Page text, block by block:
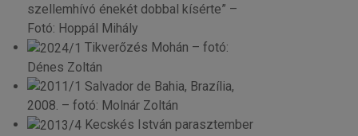
szellemhívó énekét dobbal kísérte” –
Fotó: Hoppál Mihály
Tikverőzés Mohán – fotó:
Dénes Zoltán
Salvador de Bahia, Brazília,
2008. – fotó: Molnár Zoltán
Kecskés István parasztember